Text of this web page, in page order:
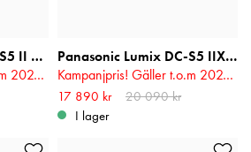
Panasonic Lumix DC-S5 II + 20-60mm f/3.5-5.6
Kampanjpris! Gäller t.o.m 2026-08-17
Panasonic Lumix DC-S5 IIX Hus
Kampanjpris! Gäller t.o.m 2026-08-17
Nuvarande pris:17 890 kr
pris : 20 090 kr
17 890 kr
20 090 kr
I lager